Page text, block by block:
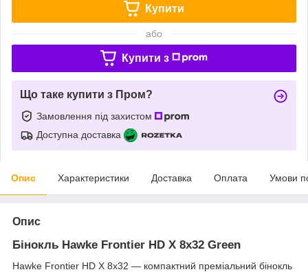
Купити
або
Купити з
Що таке купити з Пром?
Замовлення під захистом
Доступна доставка
Опис Характеристики Доставка Оплата Умови
Опис
Бінокль Hawke Frontier HD X 8x32 Green
Hawke Frontier HD X 8x32 — компактний преміальний бінокль